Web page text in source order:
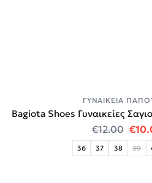
ΓΥΝΑΙΚΕΊΑ
Bagiota Shoes Γυναικείες
€12.00 €
36 37 38 39